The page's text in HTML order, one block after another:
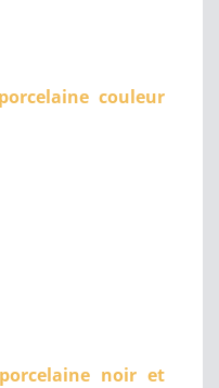
couleur
noir et